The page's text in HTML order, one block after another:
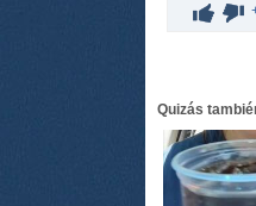
Quizás